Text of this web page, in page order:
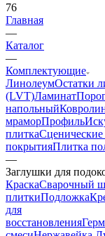
76
Главная
—
Каталог
—
Комплектующие
ЛинолеумОстатки
(LVT)Ламинат
напольный
мраморПрофиль
плитка
покрытияПлитка
—
Заглушки для
КраскаСварочный
плиткиПодложка
для
восстановления